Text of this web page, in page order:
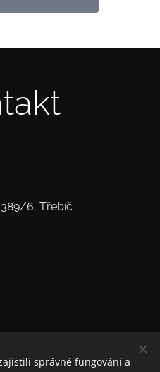
389/6, Třebíč
správné fungování a